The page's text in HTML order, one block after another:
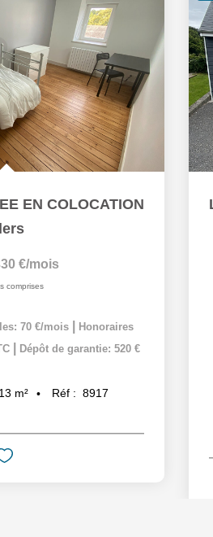
EN COLOCATION
€/mois
comprises
70 €/mois
Honoraires
Dépôt de garantie: 520 €
m² Réf : 8917